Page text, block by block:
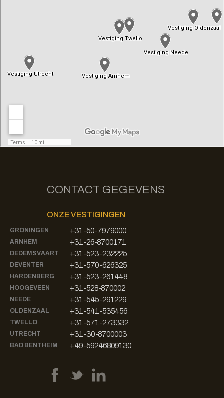
CONTACT GEGEVENS
ONZE VESTIGINGEN
GRONINGEN +31-50-7979000
ARNHEM +31-26-8700171
DEDEMSVAART +31-523-232225
DEVENTER +31-570-626325
HARDENBERG +31-523-261448
HOOGEVEEN +31-528-870002
NEEDE +31-545-291229
OLDENZAAL +31-541-535456
TWELLO +31-571-273332
UTRECHT +31-30-8700003
BAD BENTHEIM +49-59246809130